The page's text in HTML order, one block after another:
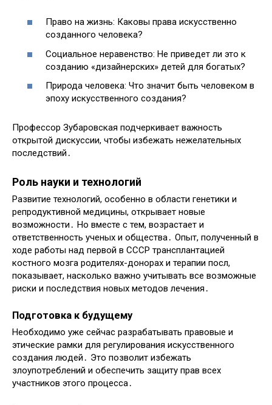
Право на жизнь: Каковы права искусственно
созданного человека?
Социальное неравенство: Не приведет ли это к
созданию «дизайнерских» детей для богатых?
Природа человека: Что значит быть человеком в
эпоху искусственного создания?
Профессор Зубаровская подчеркивает важность
открытой дискуссии, чтобы избежать нежелательных
последствий․
Роль науки и технологий
Развитие технологий, особенно в области генетики и
репродуктивной медицины, открывает новые
возможности․ Но вместе с тем, возрастает и
ответственность ученых и общества․ Опыт, полученный в
ходе работы над первой в СССР трансплантацией
костного мозга родителях-донорах и терапии посл,
показывает, насколько важно учитывать все возможные
риски и последствия новых методов лечения․
Подготовка к будущему
Необходимо уже сейчас разрабатывать правовые и
этические рамки для регулирования искусственного
создания людей․ Это позволит избежать
злоупотреблений и обеспечить защиту прав всех
участников этого процесса․